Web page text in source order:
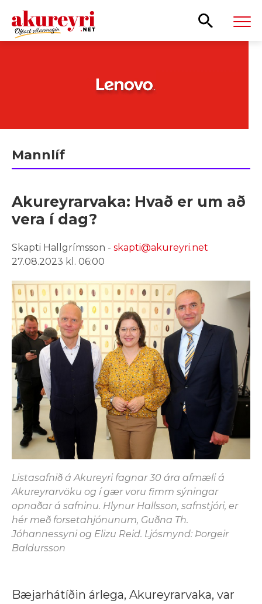
Mannlíf
Akureyrarvaka: Hvað er um að
vera í dag?
Skapti Hallgrímsson - skapti@akureyri.net
27.08.2023 kl. 06:00
Listasafnið á Akureyri fagnar 30 ára afmæli á
Akureyrarvöku og í gær voru fimm sýningar
opnaðar á safninu. Hlynur Hallsson, safnstjóri, er
hér með forsetahjónunum, Guðna Th.
Jóhannessyni og Elizu Reid. Ljósmynd: Þorgeir
Baldursson
Bæjarhátíðin árlega, Akureyrarvaka, var